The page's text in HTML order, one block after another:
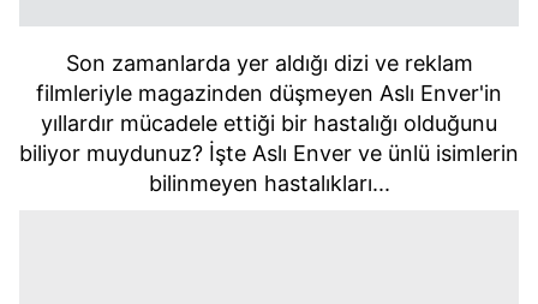
Son zamanlarda yer aldığı dizi ve reklam
filmleriyle magazinden düşmeyen Aslı Enver'in
yıllardır mücadele ettiği bir hastalığı olduğunu
biliyor muydunuz? İşte Aslı Enver ve ünlü isimlerin
bilinmeyen hastalıkları...